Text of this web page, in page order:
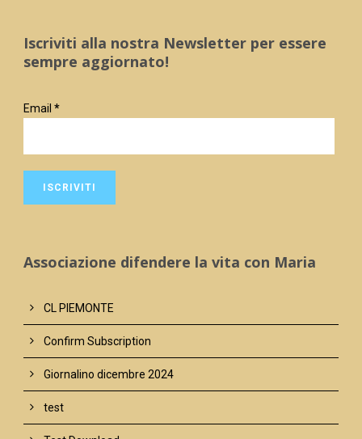
Iscriviti alla nostra Newsletter per essere
sempre aggiornato!
Email *
Associazione difendere la vita con Maria
CL PIEMONTE
Confirm Subscription
Giornalino dicembre 2024
test